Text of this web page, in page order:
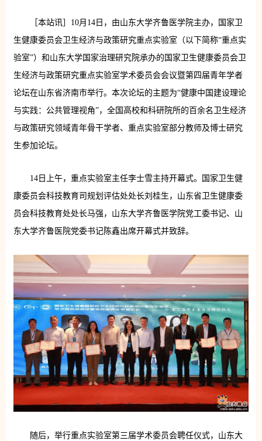
［本站讯］10月14日，由山东大学齐鲁医学院主办，国家卫
生健康委员会卫生经济与政策研究重点实验室（以下简称“重点实
验室”）和山东大学国家治理研究院承办的国家卫生健康委员会卫
生经济与政策研究重点实验室学术委员会会议暨第四届青年学者
论坛在山东省济南市举行。本次论坛的主题为“健康中国建设理论
与实践：公共管理视角”，全国高校和科研院所的百余名卫生经济
与政策研究领域青年骨干学者、重点实验室部分教师及博士研究
生参加论坛。
14日上午，重点实验室主任李士雪主持开幕式。国家卫生健
康委员会科技教育司规划评估处处长刘桂生，山东省卫生健康委
员会科技教育处处长马强，山东大学齐鲁医学院党工委书记、山
东大学齐鲁医院党委书记陈鑫出席开幕式并致辞。
随后，举行重点实验室第三届学术委员会聘任仪式，山东大